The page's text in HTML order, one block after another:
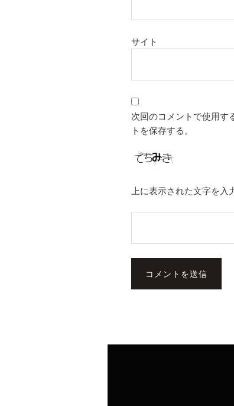
サイト
次回のコメントで使用す
トを保存する。
上に表示された文字を入